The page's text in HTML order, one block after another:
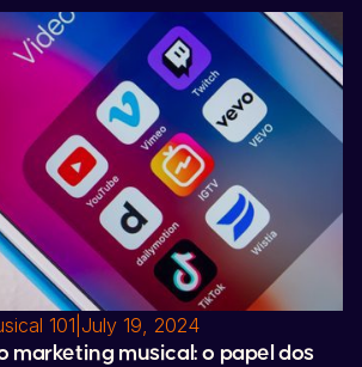
101 July 19, 2024
marketing musical: o papel dos